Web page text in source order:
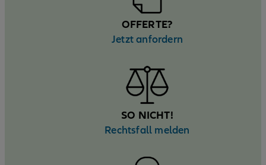
OFFERTE?
Jetzt anfordern
SO NICHT!
Rechtsfall melden